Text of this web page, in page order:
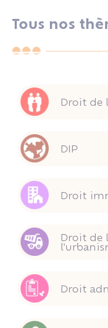
Tous nos
Droit de
DIP
Droit
Droit de
Droit